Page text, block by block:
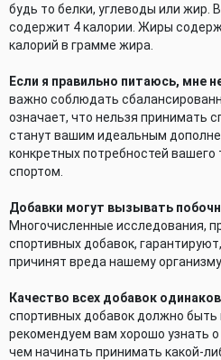
будь то белки, углеводы или жир.
содержит 4 калории. Жиры
калорий в грамме жира.
Если я правильно питаюсь, мне
важно соблюдать
означает, что нельзя принимать
станут вашим идеальным
конкретных потребностей вашего
спортом.
Добавки могут вызывать
Многочисленные исследования,
спортивных добавок,
причинят вреда нашему организму.
Качество всех добавок
спортивных добавок должно
рекомендуем вам хорошо узнать
чем начинать принимать какой-